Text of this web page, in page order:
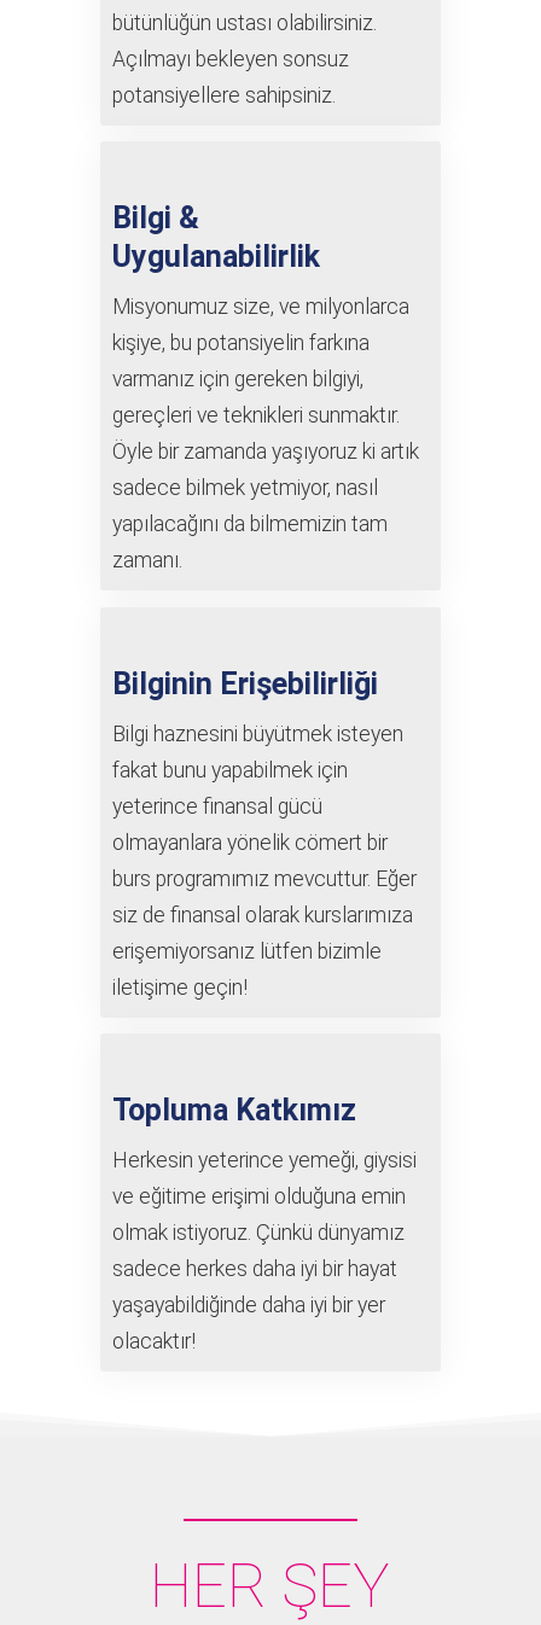
bütünlüğün ustası olabilirsiniz.
Açılmayı bekleyen sonsuz
potansiyellere sahipsiniz.
Bilgi &
Uygulanabilirlik
Misyonumuz size, ve milyonlarca
kişiye, bu potansiyelin farkına
varmanız için gereken bilgiyi,
gereçleri ve teknikleri sunmaktır.
Öyle bir zamanda yaşıyoruz ki artık
sadece bilmek yetmiyor, nasıl
yapılacağını da bilmemizin tam
zamanı.
Bilginin Erişebilirliği
Bilgi haznesini büyütmek isteyen
fakat bunu yapabilmek için
yeterince finansal gücü
olmayanlara yönelik cömert bir
burs programımız mevcuttur. Eğer
siz de finansal olarak kurslarımıza
erişemiyorsanız lütfen bizimle
iletişime geçin!
Topluma Katkımız
Herkesin yeterince yemeği, giysisi
ve eğitime erişimi olduğuna emin
olmak istiyoruz. Çünkü dünyamız
sadece herkes daha iyi bir hayat
yaşayabildiğinde daha iyi bir yer
olacaktır!
HER ŞEY